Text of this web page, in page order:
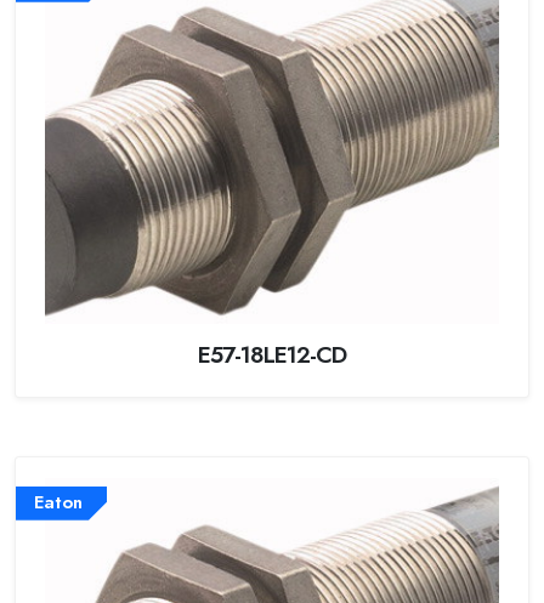
E57-18LE12-CD
Eaton